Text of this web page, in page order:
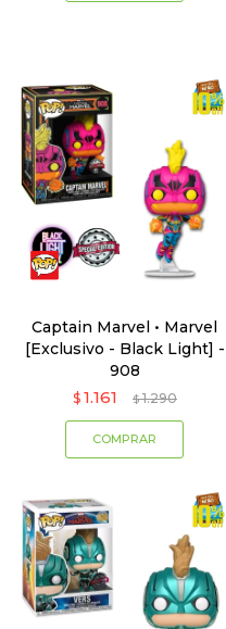
Captain Marvel • Marvel
[Exclusivo - Black Light] -
908
$ 1.161 $ 1.290